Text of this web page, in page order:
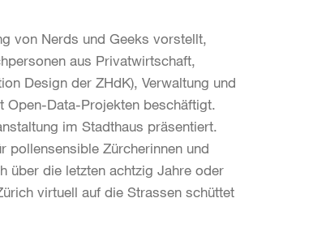
von Nerds und Geeks vorstellt,
aus Privatwirtschaft,
Design der ZHdK), Verwaltung und
Open-Data-Projekten beschäftigt.
im Stadthaus präsentiert.
pollensensible Zürcherinnen und
über die letzten achtzig Jahre oder
virtuell auf die Strassen schüttet